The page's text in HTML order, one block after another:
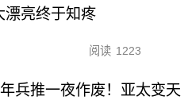
漂亮终于知疼
阅读 1223
兵推一夜作废！亚太变天